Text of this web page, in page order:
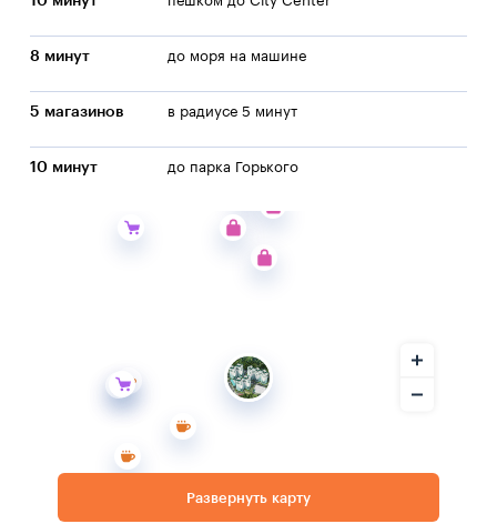
8 минут до моря на машине
5 магазинов в радиусе 5 минут
10 минут до парка Горького
Развернуть карту